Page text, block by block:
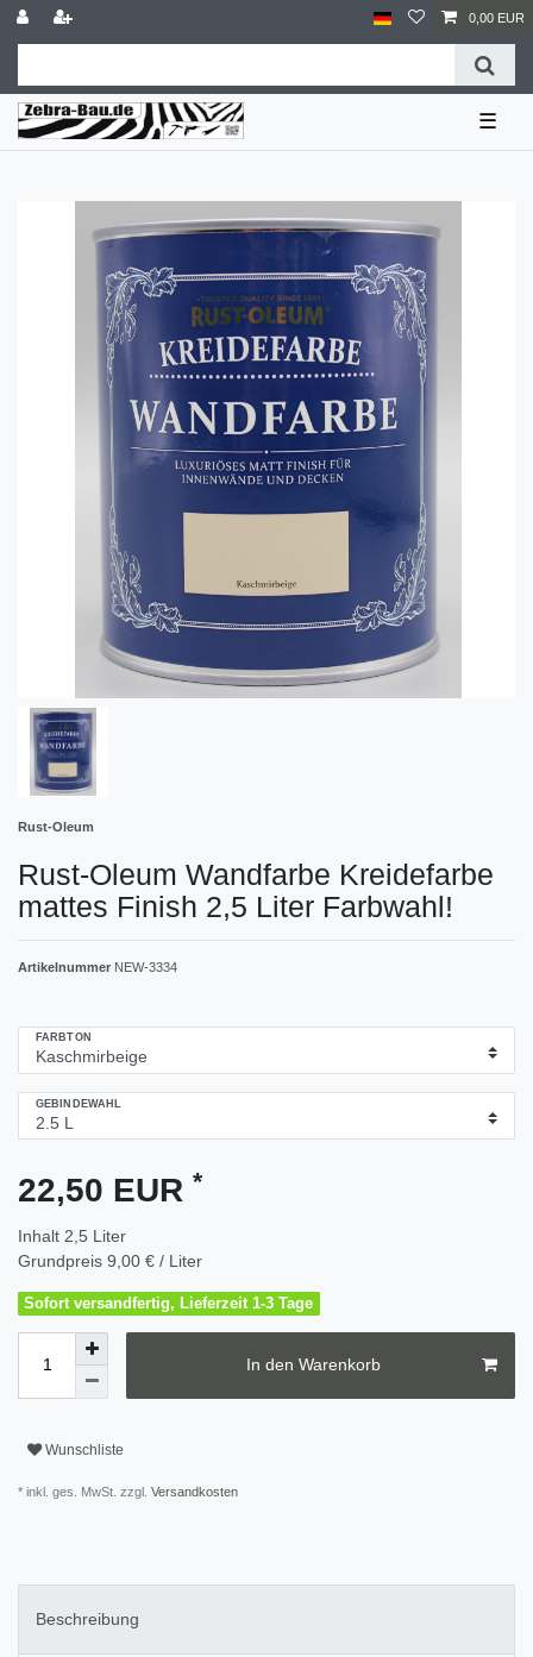
0,00 EUR
☰
Rust-Oleum
Rust-Oleum Wandfarbe Kreidefarbe
mattes Finish 2,5 Liter Farbwahl!
Artikelnummer NEW-3334
FARBTON
GEBINDEWAHL
22,50 EUR *
Inhalt 2,5 Liter
Grundpreis 9,00 € / Liter
Sofort versandfertig, Lieferzeit 1-3 Tage
In den Warenkorb
Wunschliste
* inkl. ges. MwSt. zzgl. Versandkosten
Beschreibung